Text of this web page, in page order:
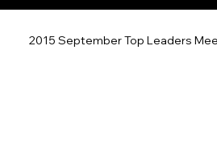
2015 September Top Leaders